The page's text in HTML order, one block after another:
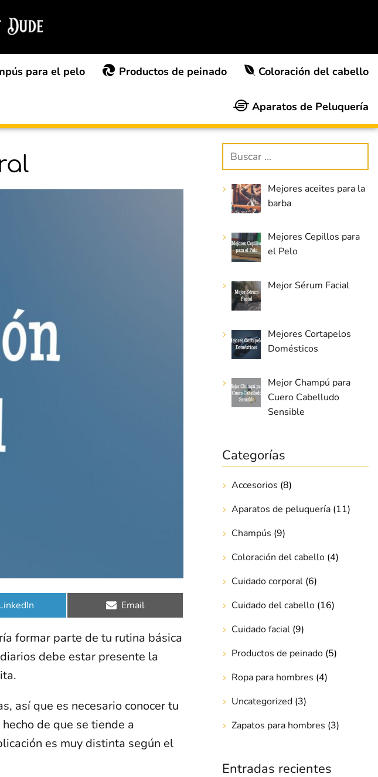
para el pelo Productos de peinado Coloración del cabello
Aparatos de Peluquería
Compartir
Email
formar parte de tu rutina básica
debe estar presente la
así que es necesario conocer tu
de que se tiende a
es muy distinta según el
Mejores aceites para la
barba
Mejores Cepillos para
el Pelo
Mejor Sérum Facial
Mejores Cortapelos
Domésticos
Mejor Champú para
Cuero Cabelludo
Sensible
Categorías
Accesorios (8)
Aparatos de peluquería(11)
Champús (9)
Coloración del cabello(4)
Cuidado corporal(6)
Cuidado del cabello(16)
Cuidado facial(9)
Productos de peinado(5)
Ropa para hombres (4)
Uncategorized(3)
Zapatos para hombres (3)
Entradas recientes